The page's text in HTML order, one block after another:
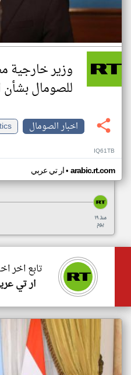
وزير خارجية
للصومال بشأن
اخبار الصومال
IQ61TB
ار تي عربي• arabic.rt.com
منذ ١٩
يوم
تابع اخر
ار تي